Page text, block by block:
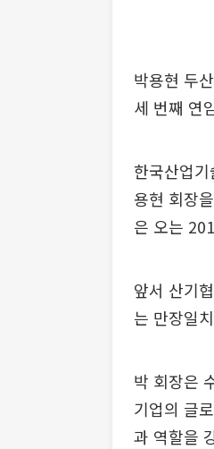
박용현 두
세 번째 연
한국산업
용현 회장
은 오는
앞서 산기
는 만장일
박 회장은
기업의 글
과 역할을